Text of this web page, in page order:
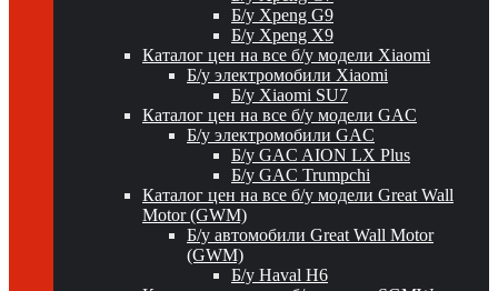
Б/у Xpeng G9
Б/у Xpeng X9
Каталог цен на все б/у модели Xiaomi
Б/у электромобили Xiaomi
Б/у Xiaomi SU7
Каталог цен на все б/у модели GAC
Б/у электромобили GAC
Б/у GAC AION LX Plus
Б/у GAC Trumpchi
Каталог цен на все б/у модели Great Wall
Motor (GWM)
Б/у автомобили Great Wall Motor
(GWM)
Б/у Haval H6